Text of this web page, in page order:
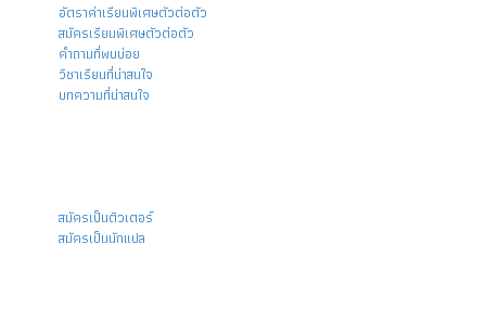
อัตราค่าเรียนพิเศษตัวต่อตัว
สมัครเรียนพิเศษตัวต่อตัว
คำถามที่พบบ่อย
วิชาเรียนที่น่าสนใจ
บทความที่น่าสนใจ
สมัครเป็นติวเตอร์
สมัครเป็นนักแปล